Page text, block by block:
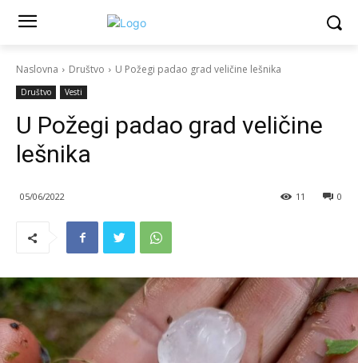
Naslovna Društvo U Požegi padao grad veličine lešnika
Društvo Vesti
U Požegi padao grad veličine
lešnika
05/06/2022 0
11